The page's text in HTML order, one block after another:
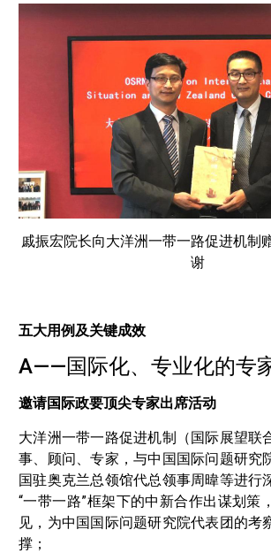
戚振宏院长向大洋洲一带一路促进机制
谢
五大用例及关键成效
A——国际化、专业化的专
邀请国际政要顶尖专家出席活动
大洋洲一带一路促进机制（国际展望联
事、顾问、专家，与中国国际问题研究
国驻奥克兰总领馆代总领事周暐等进行
“一带一路”框架下的中新合作出谋划策
见，为中国国际问题研究院代表团的考
撑；